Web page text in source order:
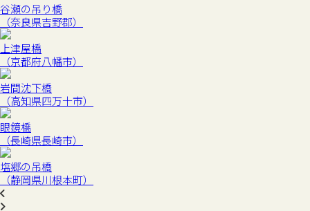
谷瀬の吊り橋
（奈良県吉野郡）
上津屋橋
（京都府八幡市）
岩間沈下橋
（高知県四万十市）
眼鏡橋
（長崎県長崎市）
塩郷の吊橋
（静岡県川根本町）